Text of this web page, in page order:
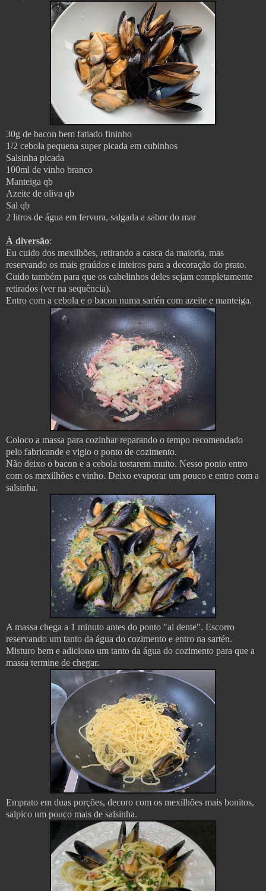
30g de bacon bem fatiado fininho
1/2 cebola pequena super picada em cubinhos
Salsinha picada
100ml de vinho branco
Manteiga qb
Azeite de oliva qb
Sal qb
2 litros de água em fervura, salgada a sabor do mar
À diversão:
Eu cuido dos mexilhões, retirando a casca da maioria, mas
reservando os mais graúdos e inteiros para a decoração do prato.
Cuido também para que os cabelinhos deles sejam completamente
retirados (ver na sequência).
Entro com a cebola e o bacon numa sartén com azeite e manteiga.
Coloco a massa para cozinhar reparando o tempo recomendado
pelo fabricande e vigio o ponto de cozimento.
Não deixo o bacon e a cebola tostarem muito. Nesso ponto entro
com os mexilhões e vinho. Deixo evaporar um pouco e entro com a
salsinha.
A massa chega a 1 minuto antes do ponto "al dente". Escorro
reservando um tanto da água do cozimento e entro na sartén.
Misturo bem e adiciono um tanto da água do cozimento para que a
massa termine de chegar.
Emprato em duas porções, decoro com os mexilhões mais bonitos,
salpico um pouco mais de salsinha.